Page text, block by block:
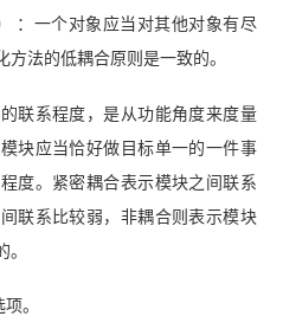
：一个对象应当对其他对象有尽
法的低耦合原则是一致的。
联系程度，是从功能角度来度量
块应当恰好做目标单一的一件事
度。紧密耦合表示模块之间联系
联系比较弱，非耦合则表示模块
。